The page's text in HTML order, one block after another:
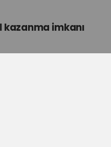
imkanı